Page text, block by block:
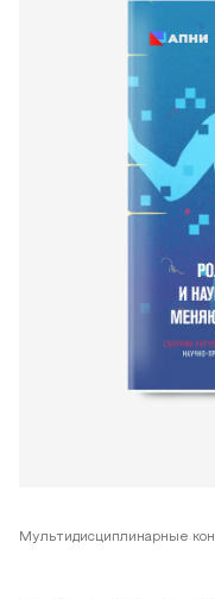
Мультидисциплинарные